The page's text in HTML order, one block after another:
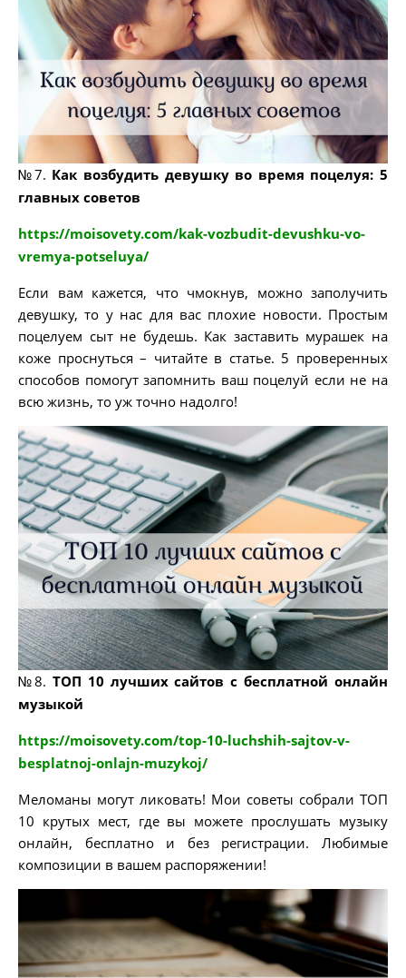
№7. Как возбудить девушку во время поцелуя: 5
главных советов
https://moisovety.com/kak-vozbudit-devushku-vo-
vremya-potseluya/
Если вам кажется, что чмокнув, можно заполучить
девушку, то у нас для вас плохие новости. Простым
поцелуем сыт не будешь. Как заставить мурашек на
коже проснуться – читайте в статье. 5 проверенных
способов помогут запомнить ваш поцелуй если не на
всю жизнь, то уж точно надолго!
№8. ТОП 10 лучших сайтов с бесплатной онлайн
музыкой
https://moisovety.com/top-10-luchshih-sajtov-v-
besplatnoj-onlajn-muzykoj/
Меломаны могут ликовать! Мои советы собрали ТОП
10 крутых мест, где вы можете прослушать музыку
онлайн, бесплатно и без регистрации. Любимые
композиции в вашем распоряжении!